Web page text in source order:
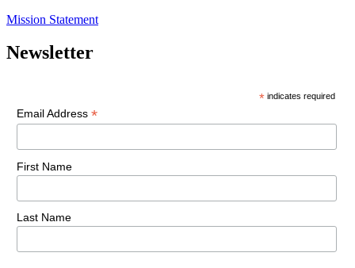
Mission Statement
Newsletter
* indicates required
Email Address *
First Name
Last Name